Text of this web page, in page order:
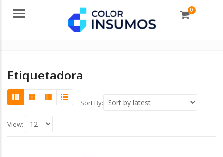
Menu 0
Etiquetadora
Sort By:
View: